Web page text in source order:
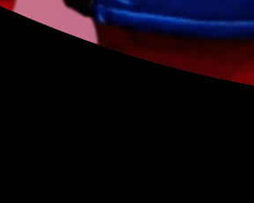
Вероника